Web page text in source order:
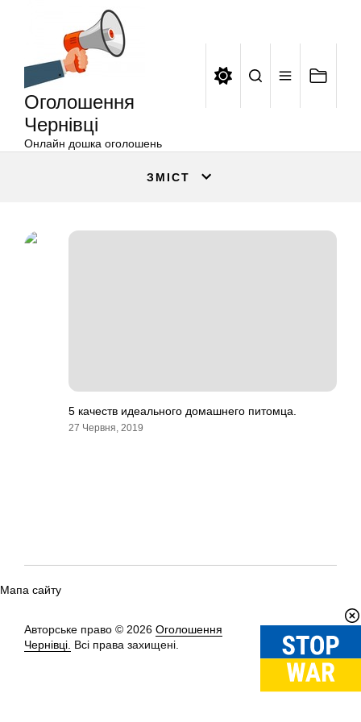
Оголошення
Чернівці
Онлайн дошка оголошень
ЗМІСТ
5 качеств идеального домашнего питомца.
27 Червня, 2019
Мапа сайту
Авторське право © 2026 Оголошення
Чернівці. Всі права захищені.
Вгору↑